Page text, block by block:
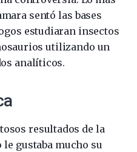
sentó las bases
estudiaran insectos
utilizando un
analíticos.
resultados de la
gustaba mucho su